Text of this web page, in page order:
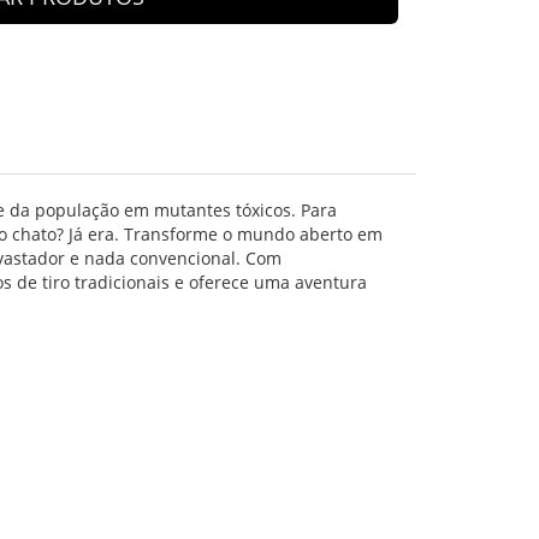
população em mutantes tóxicos. Para
Já era. Transforme o mundo aberto em
e nada convencional. Com
de tiro tradicionais e oferece uma aventura